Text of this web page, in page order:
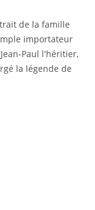
de la famille
importateur
Paul l'héritier,
la légende de